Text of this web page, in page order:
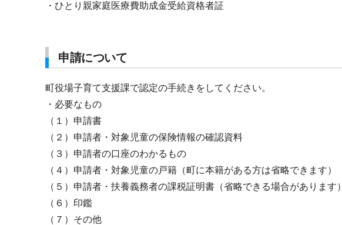
・ひとり親家庭医療費助成金受給資格者証
申請について
町役場子育て支援課で認定の手続きをしてください。
・必要なもの
（１）申請書
（２）申請者・対象児童の保険情報の確認資料
（３）申請者の口座のわかるもの
（４）申請者・対象児童の戸籍（町に本籍がある方は省略できます）
（５）申請者・扶養義務者の課税証明書（省略できる場合があります）
（６）印鑑
（７）その他